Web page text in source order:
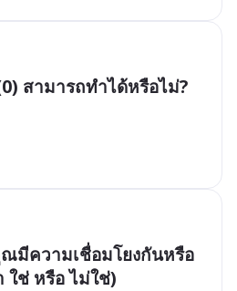
สามารถทำได้หรือไม่?
มีความเชื่อมโยงกันหรือ
ช่ หรือ ไม่ใช่)